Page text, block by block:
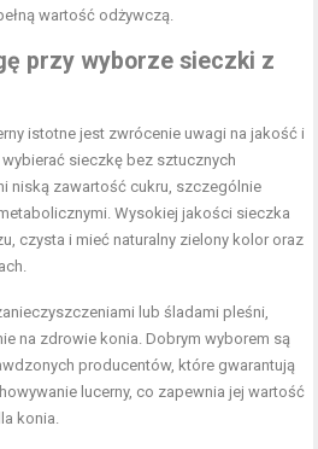
wartość odżywczą.
przy wyborze sieczki z
istotne jest zwrócenie uwagi na jakość i
sieczkę bez sztucznych
niską zawartość cukru, szczególnie
Wysokiej jakości sieczka
czysta i mieć naturalny zielony kolor oraz
lub śladami pleśni,
na zdrowie konia. Dobrym wyborem są
producentów, które gwarantują
lucerny, co zapewnia jej wartość
konia.